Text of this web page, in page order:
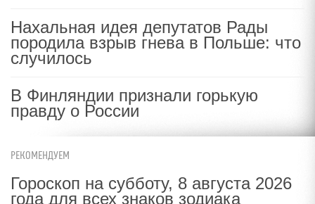
Нахальная идея депутатов Рады
породила взрыв гнева в Польше: что
случилось
В Финляндии признали горькую
правду о России
РЕКОМЕНДУЕМ
Гороскоп на субботу, 8 августа 2026
года для всех знаков зодиака